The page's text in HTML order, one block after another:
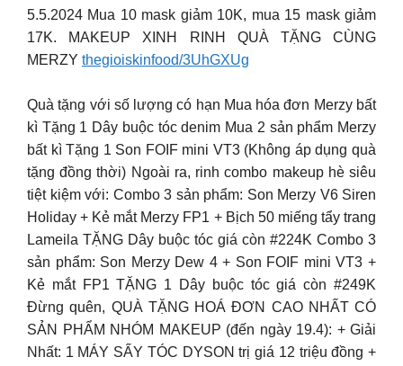
5.5.2024 Mua 10 mask giảm 10K, mua 15 mask giảm
17K. MAKEUP XINH RINH QUÀ TẶNG CÙNG
MERZY thegioiskinfood/3UhGXUg
Quà tặng với số lượng có hạn Mua hóa đơn Merzy bất
kì Tặng 1 Dây buộc tóc denim Mua 2 sản phẩm Merzy
bất kì Tặng 1 Son FOIF mini VT3 (Không áp dụng quà
tặng đồng thời) Ngoài ra, rinh combo makeup hè siêu
tiệt kiệm với: Combo 3 sản phẩm: Son Merzy V6 Siren
Holiday + Kẻ mắt Merzy FP1 + Bịch 50 miếng tẩy trang
Lameila TẶNG Dây buộc tóc giá còn #224K Combo 3
sản phẩm: Son Merzy Dew 4 + Son FOIF mini VT3 +
Kẻ mắt FP1 TẶNG 1 Dây buộc tóc giá còn #249K
Đừng quên, QUÀ TẶNG HOÁ ĐƠN CAO NHẤT CÓ
SẢN PHẨM NHÓM MAKEUP (đến ngày 19.4): + Giải
Nhất: 1 MÁY SẤY TÓC DYSON trị giá 12 triệu đồng +